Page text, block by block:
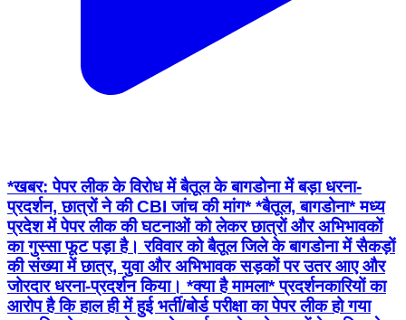
*खबर: पेपर लीक के विरोध में बैतूल के बागडोना में बड़ा धरना-
प्रदर्शन, छात्रों ने की CBI जांच की मांग* *बैतूल, बागडोना* मध्य
प्रदेश में पेपर लीक की घटनाओं को लेकर छात्रों और अभिभावकों
का गुस्सा फूट पड़ा है। रविवार को बैतूल जिले के बागडोना में सैकड़ों
की संख्या में छात्र, युवा और अभिभावक सड़कों पर उतर आए और
जोरदार धरना-प्रदर्शन किया। *क्या है मामला* प्रदर्शनकारियों का
आरोप है कि हाल ही में हुई भर्ती/बोर्ड परीक्षा का पेपर लीक हो गया